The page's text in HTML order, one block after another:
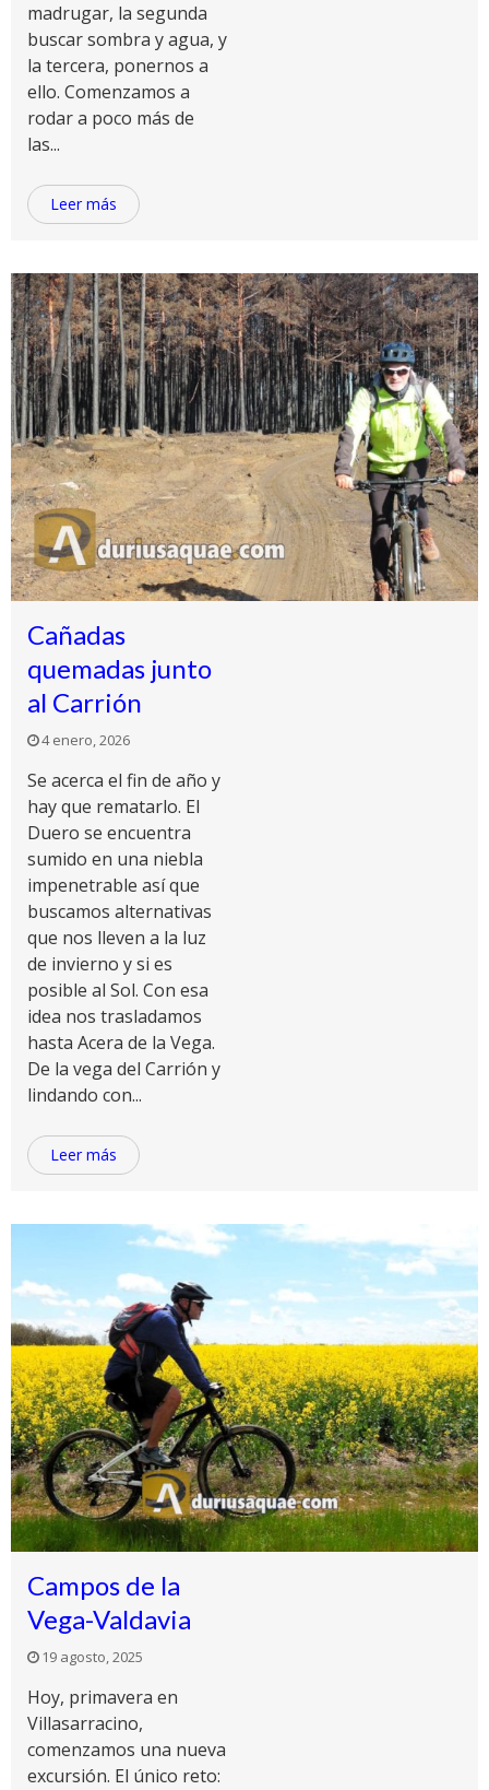
madrugar, la segunda
buscar sombra y agua, y
la tercera, ponernos a
ello. Comenzamos a
rodar a poco más de
las...
Leer más
Cañadas
quemadas junto
al Carrión
4 enero, 2026
Se acerca el fin de año y
hay que rematarlo. El
Duero se encuentra
sumido en una niebla
impenetrable así que
buscamos alternativas
que nos lleven a la luz
de invierno y si es
posible al Sol. Con esa
idea nos trasladamos
hasta Acera de la Vega.
De la vega del Carrión y
lindando con...
Leer más
Campos de la
Vega-Valdavia
19 agosto, 2025
Hoy, primavera en
Villasarracino,
comenzamos una nueva
excursión. El único reto: